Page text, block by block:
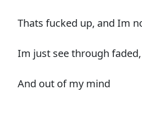
Thats fucked up, and Im
Im just see through
And out of my mind